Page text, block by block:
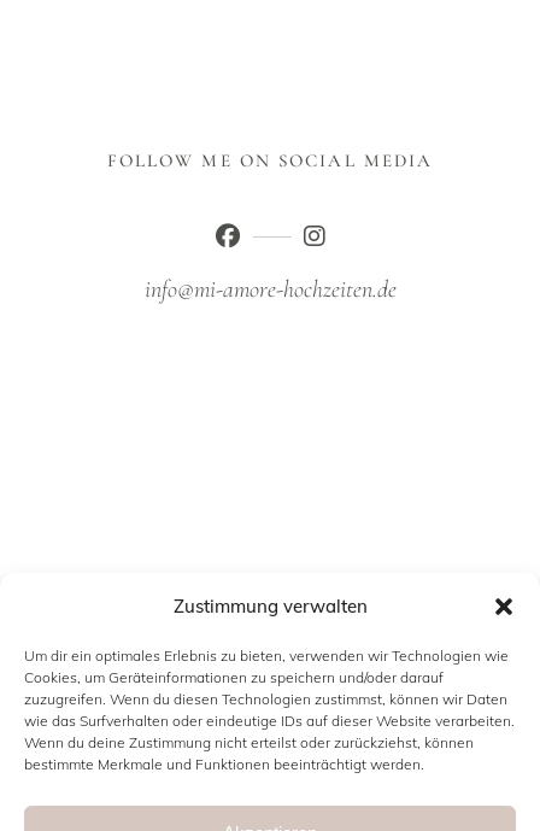
Zustimmung verwalten
Um dir ein optimales Erlebnis zu bieten, verwenden wir Technologien wie
Cookies, um Geräteinformationen zu speichern und/oder darauf
zuzugreifen. Wenn du diesen Technologien zustimmst, können wir Daten
wie das Surfverhalten oder eindeutige IDs auf dieser Website verarbeiten.
Wenn du deine Zustimmung nicht erteilst oder zurückziehst, können
bestimmte Merkmale und Funktionen beeinträchtigt werden.
FOLLOW ME ON SOCIAL MEDIA
info@mi-amore-hochzeiten.de
INFORMATIONEN
Kontakt
Impressum
Datenschutzerklärung